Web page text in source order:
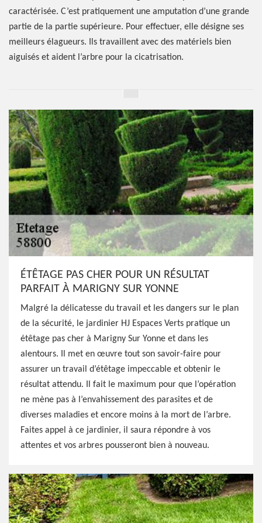
caractérisée. C’est pratiquement une amputation d’une grande
partie de la partie supérieure. Pour effectuer, elle désigne ses
meilleurs élagueurs. Ils travaillent avec des matériels bien
aiguisés et aident l’arbre pour la cicatrisation.
ÉTÊTAGE PAS CHER POUR UN RÉSULTAT
PARFAIT À MARIGNY SUR YONNE
Malgré la délicatesse du travail et les dangers sur le plan
de la sécurité, le jardinier HJ Espaces Verts pratique un
étêtage pas cher à Marigny Sur Yonne et dans les
alentours. Il met en œuvre tout son savoir-faire pour
assurer un travail d’étêtage impeccable et obtenir le
résultat attendu. Il fait le maximum pour que l’opération
ne mène pas à l’envahissement des parasites et de
diverses maladies et encore moins à la mort de l’arbre.
Faites appel à ce jardinier, il saura répondre à vos
attentes et vos arbres pousseront bien à nouveau.